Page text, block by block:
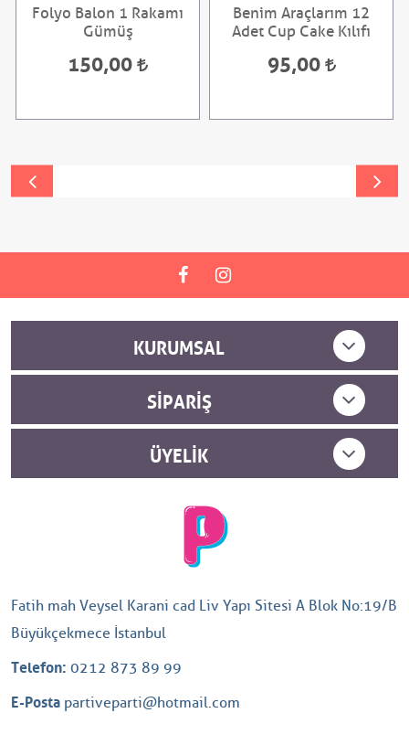
Folyo Balon 1 Rakamı
Gümüş
150,00
Benim Araçlarım 12
Adet Cup Cake Kılıfı
95,00
KURUMSAL
SIPARIŞ
ÜYELIK
Fatih mah Veysel Karani cad Liv Yapı Sitesi A Blok No:19/B
Büyükçekmece İstanbul
Telefon: 0212 873 89 99
E-Posta partiveparti@hotmail.com